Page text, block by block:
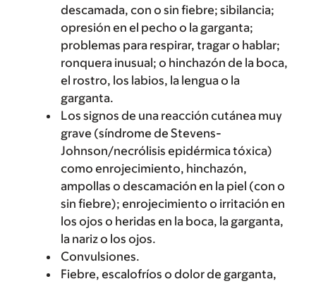
descamada, con o sin fiebre; sibilancia;
opresión en el pecho o la garganta;
problemas para respirar, tragar o hablar;
ronquera inusual; o hinchazón de la boca,
el rostro, los labios, la lengua o la
garganta.
Los signos de una reacción cutánea muy
grave (síndrome de Stevens-
Johnson/necrólisis epidérmica tóxica)
como enrojecimiento, hinchazón,
ampollas o descamación en la piel (con o
sin fiebre); enrojecimiento o irritación en
los ojos o heridas en la boca, la garganta,
la nariz o los ojos.
Convulsiones.
Fiebre, escalofríos o dolor de garganta,